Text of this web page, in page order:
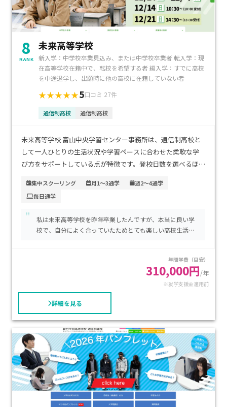
8
RANK
未来高等学校
新入学：中学校卒業見込み、または中学校卒業者 転入学：現
在高等学校在籍中で、転校を希望する者 編入学：すでに高校
を中途退学し、出願時に他の高校に在籍していない者
★★★★★5口コミ 27件
通信制高校 通信制高校
未来高等学校 富山中央学習センター事務所は、通信制高校と
して一人ひとりの生活状況や学習ペースに合わせた柔軟な学
び方をサポートしている点が特徴です。登校日数を選べるほ
校経験があるお子さまでも安心して通えます。アクセスは富山
市中心部に位置しており、公共交通機関での通学がしやすく、
保護者にとっても安心できる立地です。学費は通信制ならでは
の抑えられた水準で、就学支援金の利用により経済的負担を軽
集中スクーリング 月1～3通学
週2～4通学
毎日通学
"
私は未来高等学校を昨年卒業したんですが、本当に良い学
校で、自分によく合っていたためとても楽しい高校生活を
年間学費（目安）
310,000円/年
※就学支援金適用前
詳細を見る